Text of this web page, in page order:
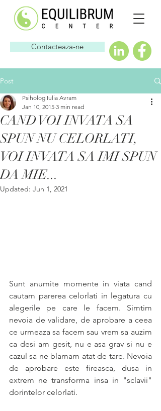
Contacteaza-ne
Post
CAND VOI INVATA SA
SPUN NU CELORLATI,
VOI INVATA SA IMI SPUN
DA MIE...
Psiholog Iulia Avram
Jan 10, 2015 3 min read
Updated: Jun 1, 2021
Sunt anumite momente in viata cand
cautam parerea celorlati in legatura cu
alegerile pe care le facem. Simtim
nevoia de validare, de aprobare a ceea
ce urmeaza sa facem sau vrem sa auzim
ca desi am gesit, nu e asa grav si nu e
cazul sa ne blamam atat de tare. Nevoia
de aprobare este fireasca, dusa in
extrem ne transforma insa in "sclavii"
dorintelor celorlati.